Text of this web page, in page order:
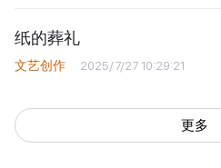
纸的葬礼
文艺创作 2025/7/27 10:29:21
更多